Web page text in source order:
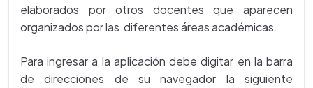
elaborados por otros docentes que aparecen
organizados por las diferentes áreas académicas.
Para ingresar a la aplicación debe digitar en la barra
de direcciones de su navegador la siguiente